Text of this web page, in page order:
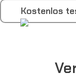
Kostenlos